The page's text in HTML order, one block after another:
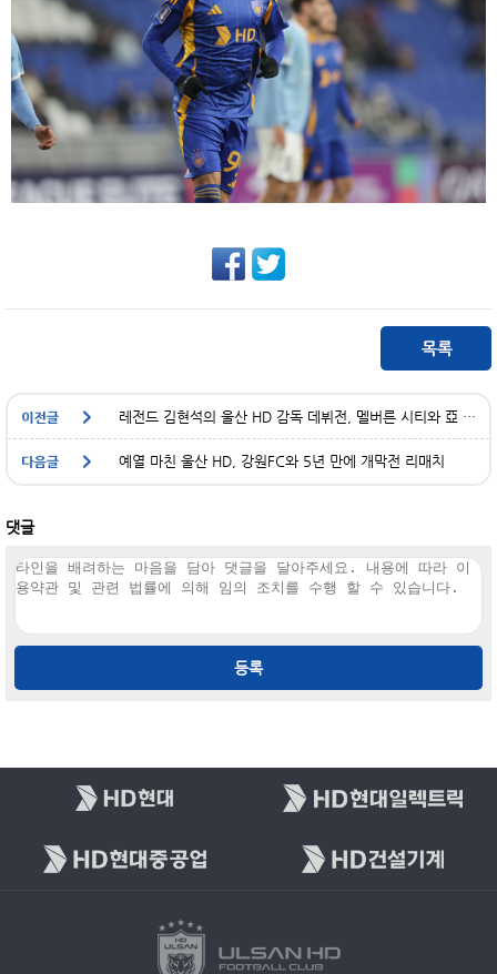
레전드 김현석의 울산 HD 감독 데뷔전, 멜버른 시티와 亞 무대 한판승부!
예열 마친 울산 HD, 강원FC와 5년 만에 개막전 리매치
댓글
등록